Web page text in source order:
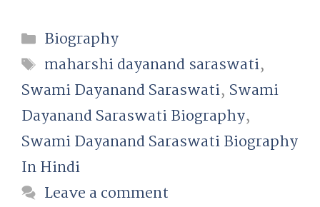
Categories
Biography
Tags
maharshi dayanand saraswati,
Swami Dayanand Saraswati, Swami
Dayanand Saraswati Biography,
Swami Dayanand Saraswati Biography
In Hindi
Leave a comment